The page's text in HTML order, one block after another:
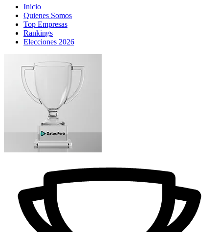
Inicio
Quienes Somos
Top Empresas
Rankings
Elecciones 2026